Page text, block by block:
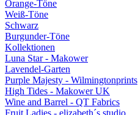
Orange-Töne
Weiß-Töne
Schwarz
Burgunder-Töne
Kollektionen
Luna Star - Makower
Lavendel-Garten
Purple Majesty - Wilmingtonprints
High Tides - Makower UK
Wine and Barrel - QT Fabrics
Fruit Ladies - elizabeth´s studio